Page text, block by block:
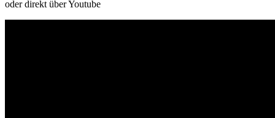
oder direkt über Youtube